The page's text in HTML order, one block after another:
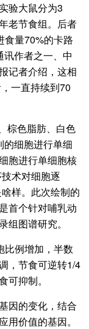
验大鼠分为3
老节食组。后者
食量70%的卡路
作者之一、中
记者介绍，这相
一直持续到70
棕色脂肪、白色
的细胞进行单细
胞进行单细胞核
术对细胞逐
样。此次绘制的
首个针对哺乳动
图谱研究。
例增加，半数
，节食可逆转1/4
抑制。
因的变化，结合
价值的基因。